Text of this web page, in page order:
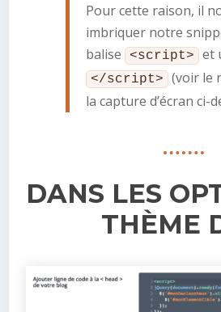
Pour cette raison, il
imbriquer notre
balise <script> et
</script>
(voir le
la capture d’écran ci-
DANS LES
THÈME